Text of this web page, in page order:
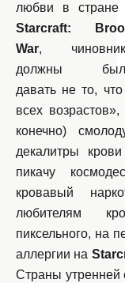
любви в стране
Starcraft:
War,
должны
давать не то,
всех
конечно)
декалитры
пикачу
кровавый
любителям
пиксельного, на
аллергии на
Страны утренней